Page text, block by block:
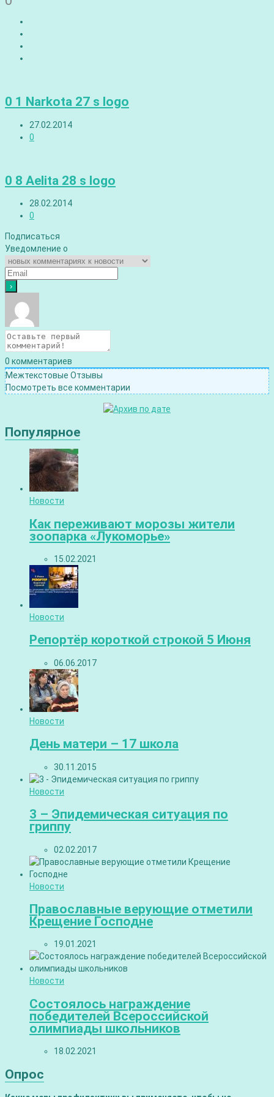
0 1 Narkota 27 s logo
27.02.2014
0
0 8 Aelita 28 s logo
28.02.2014
0
Подписаться
Уведомление о
0 комментариев
Межтекстовые Отзывы
Посмотреть все комментарии
Популярное
Новости
Как переживают морозы жители
зоопарка «Лукоморье»
15.02.2021
Новости
Репортёр короткой строкой 5 Июня
06.06.2017
Новости
День матери – 17 школа
30.11.2015
Новости
3 – Эпидемическая ситуация по
гриппу
02.02.2017
Новости
Православные верующие отметили
Крещение Господне
19.01.2021
Новости
Состоялось награждение
победителей Всероссийской
олимпиады школьников
18.02.2021
Опрос